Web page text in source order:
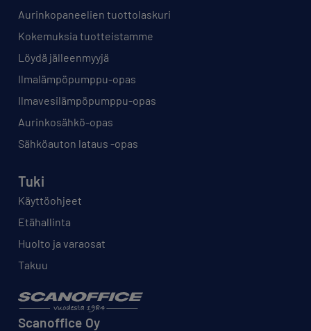
Aurinkopaneelien tuottolaskuri
Kokemuksia tuotteistamme
Löydä jälleenmyyjä
Ilmalämpöpumppu-opas
Ilmavesilämpöpumppu-opas
Aurinkosähkö-opas
Sähköauton lataus -opas
Tuki
Käyttöohjeet
Etähallinta
Huolto ja varaosat
Takuu
Scanoffice Oy